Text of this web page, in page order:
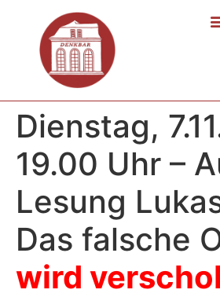
Dienstag,
19.00 Uhr –
Lesung
Das falsche
wird